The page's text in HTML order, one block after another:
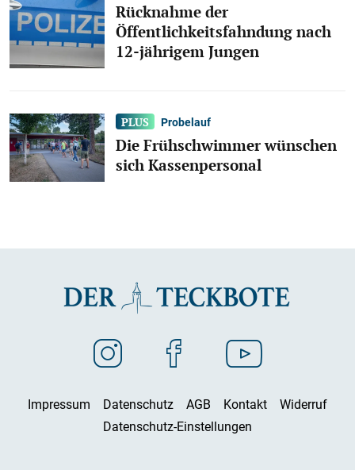
Rücknahme der
Öffentlichkeitsfahndung nach
12-jährigem Jungen
Probelauf
Die Frühschwimmer wünschen
sich Kassenpersonal
Impressum Datenschutz AGB Kontakt
Widerruf
Datenschutz-Einstellungen